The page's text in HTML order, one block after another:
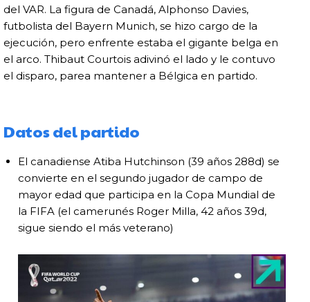
del VAR. La figura de Canadá, Alphonso Davies,
futbolista del Bayern Munich, se hizo cargo de la
ejecución, pero enfrente estaba el gigante belga en
el arco. Thibaut Courtois adivinó el lado y le contuvo
el disparo, parea mantener a Bélgica en partido.
Datos del partido
El canadiense Atiba Hutchinson (39 años 288d) se
convierte en el segundo jugador de campo de
mayor edad que participa en la Copa Mundial de
la FIFA (el camerunés Roger Milla, 42 años 39d,
sigue siendo el más veterano)